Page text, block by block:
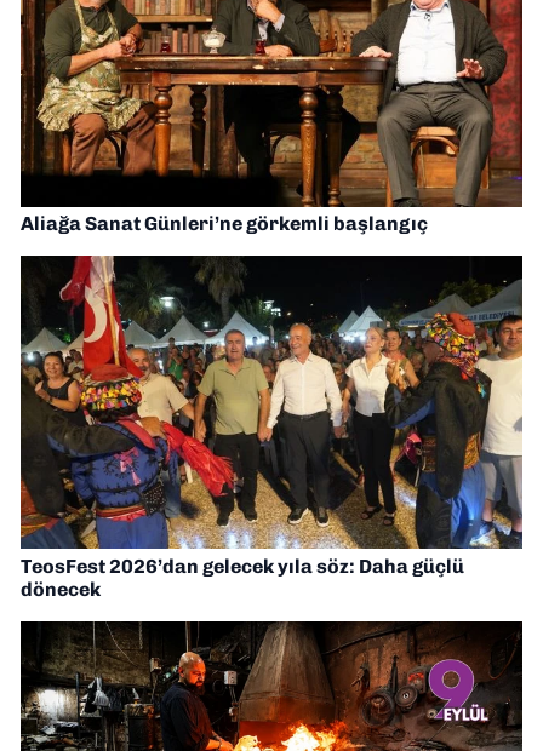
Aliağa Sanat Günleri’ne görkemli başlangıç
TeosFest 2026’dan gelecek yıla söz: Daha güçlü
dönecek